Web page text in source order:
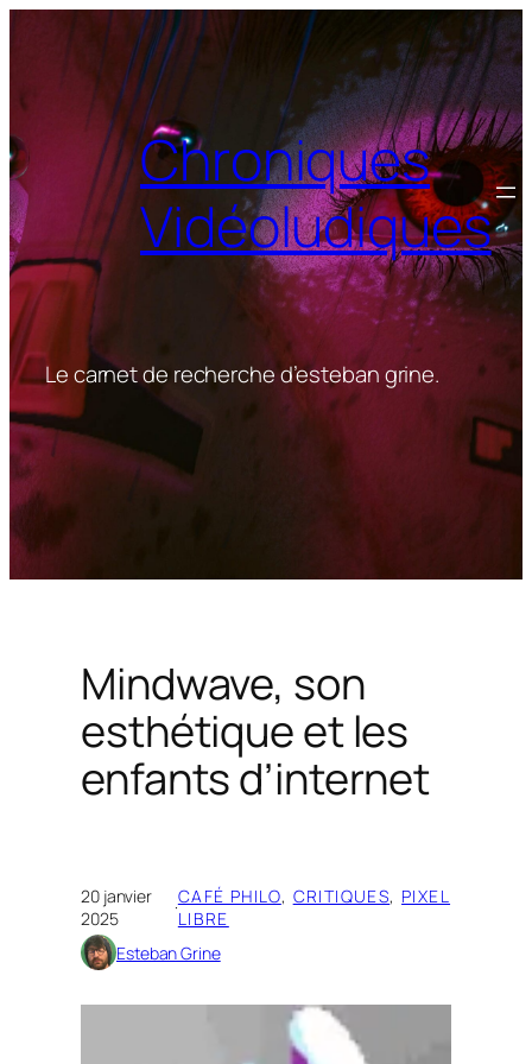
Chroniques
Vidéoludiques
Le carnet de recherche d’esteban grine.
Mindwave, son
esthétique et les
enfants d’internet
20 janvier
2025
·CAFÉ PHILO, CRITIQUES, PIXEL
LIBRE
Esteban Grine